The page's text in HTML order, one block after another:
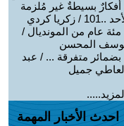
أفكارٌ بسيطةٌ غير مُلزمة
..101 / زكريا كردي
مئة عام من المونديال /
المحسن
بضمائر متفرقة ... / عبد
جميل
احدث الأخبار المهمة